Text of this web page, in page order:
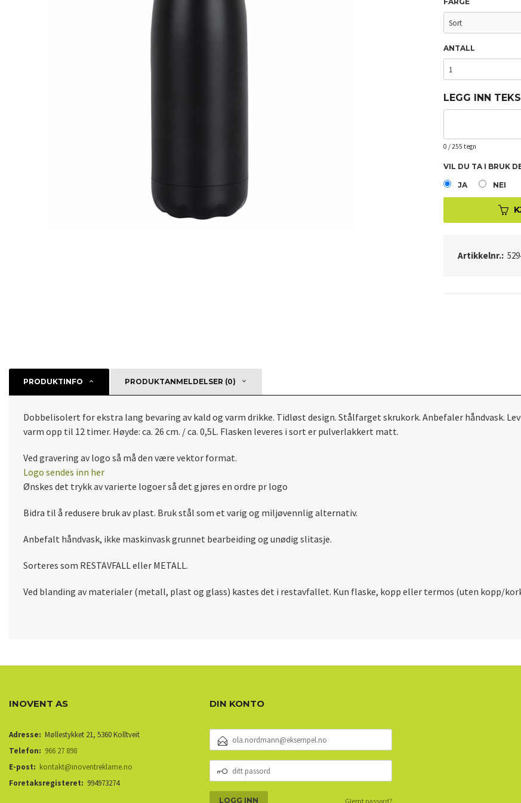
ANTALL
LEGG INN
0 / 255 tegn
VIL DU TA I BRUK
JA NEI
Artikkelnr.:
PRODUKTINFO PRODUKTANMELDELSER (0)
Dobbelisolert for ekstra lang bevaring av kald og varm drikke. Tidløst design. Stålfarget skrukork. Anbefaler håndvask.
varm opp til 12 timer. Høyde: ca. 26 cm. / ca. 0,5L. Flasken leveres i sort er pulverlakkert matt.
Ved gravering av logo så må den være vektor format.
Logo sendes inn her
Ønskes det trykk av varierte logoer så det gjøres en ordre pr logo
Bidra til å redusere bruk av plast. Bruk stål som et varig og miljøvennlig alternativ.
Anbefalt håndvask, ikke maskinvask grunnet bearbeiding og unødig slitasje.
Sorteres som RESTAVFALL eller METALL.
Ved blanding av materialer (metall, plast og glass) kastes det i restavfallet. Kun flaske, kopp eller termos (uten kopp/
INOVENT AS
Adresse: Møllestykket 21, 5360 Kolltveit
Telefon: 966 27 898
E-post: kontakt@inoventreklame.no
Foretaksregisteret: 994973274
DIN KONTO
POSTADRESSE
PASSORD
Glemt passord?